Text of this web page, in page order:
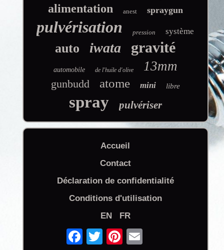
alimentation anest spraygun
pulvérisation pression système
auto iwata gravité
automobile de l'huile d'olive 13mm
gunbudd atome mini libre
spray pulvériser
Accueil
Contact
Déclaration de confidentialité
Conditions d'utilisation
EN
FR